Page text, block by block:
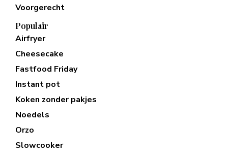
Voorgerecht
Populair
Airfryer
Cheesecake
Fastfood Friday
Instant pot
Koken zonder pakjes
Noedels
Orzo
Slowcooker